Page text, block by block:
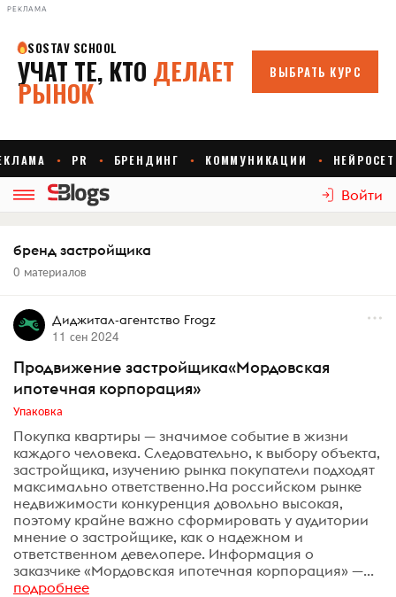
РЕКЛАМА
Войти
бренд застройщика
0 материалов
Диджитал-агентство Frogz
11 сен 2024
Продвижение застройщика«Мордовская
ипотечная корпорация»
Упаковка
Покупка квартиры — значимое событие в жизни
каждого человека. Следовательно, к выбору объекта,
застройщика, изучению рынка покупатели подходят
максимально ответственно.На российском рынке
недвижимости конкуренция довольно высокая,
поэтому крайне важно сформировать у аудитории
мнение о застройщике, как о надежном и
ответственном девелопере. Информация о
заказчике «Мордовская ипотечная корпорация» —...
подробнее